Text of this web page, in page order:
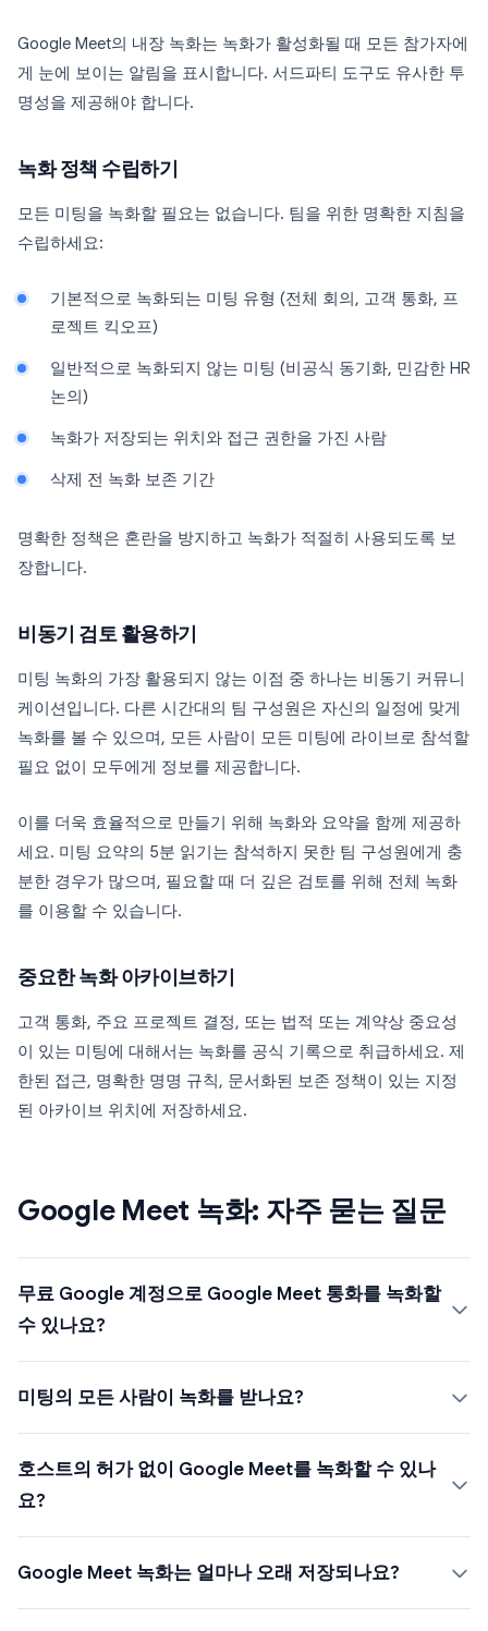
Google Meet의 내장 녹화는 녹화가 활성화될 때 모든 참가자에
게 눈에 보이는 알림을 표시합니다. 서드파티 도구도 유사한 투
명성을 제공해야 합니다.
녹화 정책 수립하기
모든 미팅을 녹화할 필요는 없습니다. 팀을 위한 명확한 지침을
수립하세요:
기본적으로 녹화되는 미팅 유형 (전체 회의, 고객 통화, 프
로젝트 킥오프)
일반적으로 녹화되지 않는 미팅 (비공식 동기화, 민감한 HR
논의)
녹화가 저장되는 위치와 접근 권한을 가진 사람
삭제 전 녹화 보존 기간
명확한 정책은 혼란을 방지하고 녹화가 적절히 사용되도록 보
장합니다.
비동기 검토 활용하기
미팅 녹화의 가장 활용되지 않는 이점 중 하나는 비동기 커뮤니
케이션입니다. 다른 시간대의 팀 구성원은 자신의 일정에 맞게
녹화를 볼 수 있으며, 모든 사람이 모든 미팅에 라이브로 참석할
필요 없이 모두에게 정보를 제공합니다.
이를 더욱 효율적으로 만들기 위해 녹화와 요약을 함께 제공하
세요. 미팅 요약의 5분 읽기는 참석하지 못한 팀 구성원에게 충
분한 경우가 많으며, 필요할 때 더 깊은 검토를 위해 전체 녹화
를 이용할 수 있습니다.
중요한 녹화 아카이브하기
고객 통화, 주요 프로젝트 결정, 또는 법적 또는 계약상 중요성
이 있는 미팅에 대해서는 녹화를 공식 기록으로 취급하세요. 제
한된 접근, 명확한 명명 규칙, 문서화된 보존 정책이 있는 지정
된 아카이브 위치에 저장하세요.
Google Meet 녹화: 자주 묻는 질문
무료 Google 계정으로 Google Meet 통화를 녹화할
수 있나요?
미팅의 모든 사람이 녹화를 받나요?
호스트의 허가 없이 Google Meet를 녹화할 수 있나
요?
Google Meet 녹화는 얼마나 오래 저장되나요?